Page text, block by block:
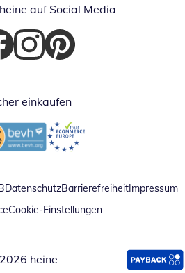
auf Social Media
in neuem Fenster
Öffnet in neuem Fenster
Öffnet in neuem Fenster
einkaufen
in neuem FensterÖffnet in neuem Fenster
DatenschutzBarrierefreiheitImpressum
Cookie-Einstellungen
heine